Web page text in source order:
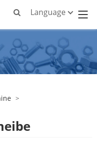
Language
>